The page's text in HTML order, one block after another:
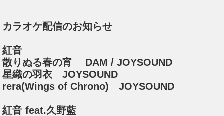
カラオケ配信のお知らせ
紅音
散りぬる春の宵 DAM / JOYSOUND
星織の羽衣 JOYSOUND
rera(Wings of Chrono) JOYSOUND
紅音 feat.久野藍